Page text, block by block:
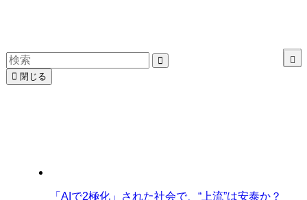
「AIで2極化」された社会で、“上流”は安泰か？
閉じる